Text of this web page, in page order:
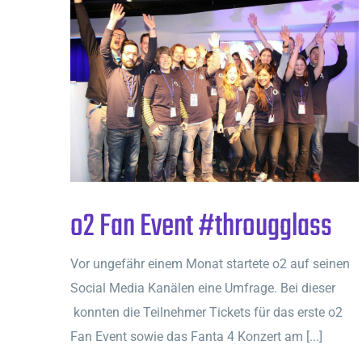
o2 Fan Event #througglass
Vor ungefähr einem Monat startete o2 auf seinen
Social Media Kanälen eine Umfrage. Bei dieser
konnten die Teilnehmer Tickets für das erste o2
Fan Event sowie das Fanta 4 Konzert am [...]